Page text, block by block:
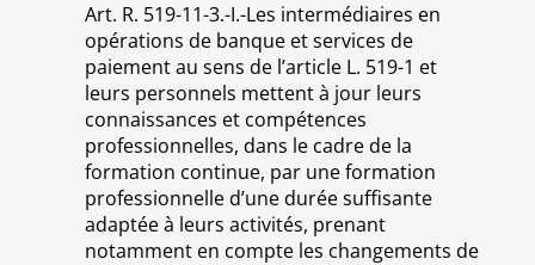
Art. R. 519-11-3.-I.-Les intermédiaires en
opérations de banque et services de
paiement au sens de l’article L. 519-1 et
leurs personnels mettent à jour leurs
connaissances et compétences
professionnelles, dans le cadre de la
formation continue, par une formation
professionnelle d’une durée suffisante
adaptée à leurs activités, prenant
notamment en compte les changements de